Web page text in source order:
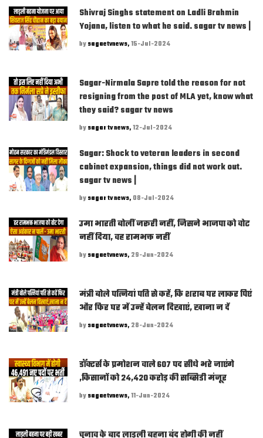
Shivraj Singhs statement on Ladli Brahmin
Yojana, listen to what he said. sagar tv news |
bysagaetvnews,15-Jul-2024
Sagar-Nirmala Sapre told the reason for not
resigning from the post of MLA yet, know what
they said? sagar tv news
bysagar tv news,12-Jul-2024
Sagar: Shock to veteran leaders in second
cabinet expansion, things did not work out.
sagar tv news |
bysagar tv news, 08-Jul-2024
उमा भारती बोलीं जरूरी नहीं, जिसने भाजपा को वोट
नहीं दिया, वह रामभक्त नहीं
bysagaetvnews, 29-Jun-2024
मंत्री बोले पत्नियां पति से कहें, कि शराब घर लाकर पिएं
और फिर घर में उन्हें बेलन दिखाएं, खाना न दें
bysagaetvnews, 28-Jun-2024
डॉक्टर्स के प्रमोशन वाले 607 पद सीधे भरे जाएंगे
,किसानों को 24,420 करोड़ की सब्सिडी मंजूर
bysagaetvnews,11-Jun-2024
चुनाव के बाद लाड़ली बहना बंद होगी की नहीं